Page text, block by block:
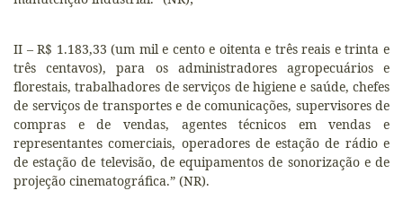
II – R$ 1.183,33 (um mil e cento e oitenta e três reais e trinta e
três centavos), para os administradores agropecuários e
florestais, trabalhadores de serviços de higiene e saúde, chefes
de serviços de transportes e de comunicações, supervisores de
compras e de vendas, agentes técnicos em vendas e
representantes comerciais, operadores de estação de rádio e
de estação de televisão, de equipamentos de sonorização e de
projeção cinematográfica.” (NR).